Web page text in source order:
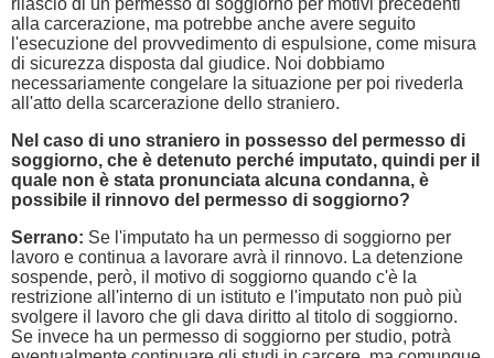
rilascio di un permesso di soggiorno per motivi precedenti
alla carcerazione, ma potrebbe anche avere seguito
l'esecuzione del provvedimento di espulsione, come misura
di sicurezza disposta dal giudice. Noi dobbiamo
necessariamente congelare la situazione per poi rivederla
all'atto della scarcerazione dello straniero.
Nel caso di uno straniero in possesso del permesso di
soggiorno, che è detenuto perché imputato, quindi per il
quale non è stata pronunciata alcuna condanna, è
possibile il rinnovo del permesso di soggiorno?
Serrano: Se l'imputato ha un permesso di soggiorno per
lavoro e continua a lavorare avrà il rinnovo. La detenzione
sospende, però, il motivo di soggiorno quando c'è la
restrizione all'interno di un istituto e l'imputato non può più
svolgere il lavoro che gli dava diritto al titolo di soggiorno.
Se invece ha un permesso di soggiorno per studio, potrà